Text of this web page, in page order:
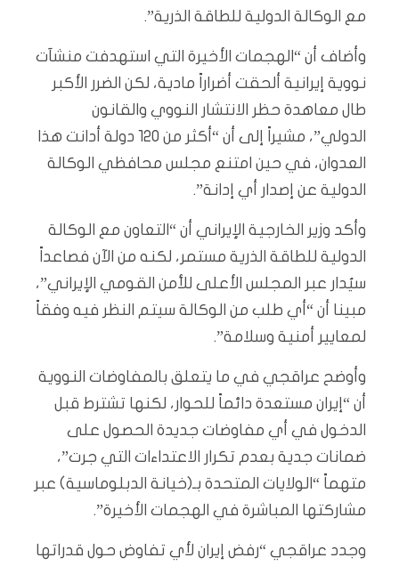
مع الوكالة الدولية للطاقة الذرية”.
وأضاف أن “الهجمات الأخيرة التي استهدفت منشآت
نووية إيرانية ألحقت أضراراً مادية، لكن الضرر الأكبر
طال معاهدة حظر الانتشار النووي والقانون
الدولي”، مشيراً إلى أن “أكثر من 120 دولة أدانت هذا
العدوان، في حين امتنع مجلس محافظي الوكالة
الدولية عن إصدار أي إدانة”.
وأكد وزير الخارجية الإيراني أن “التعاون مع الوكالة
الدولية للطاقة الذرية مستمر، لكنه من الآن فصاعداً
سيُدار عبر المجلس الأعلى للأمن القومي الإيراني”،
مبينا أن “أي طلب من الوكالة سيتم النظر فيه وفقاً
لمعايير أمنية وسلامة”.
وأوضح عراقجي في ما يتعلق بالمفاوضات النووية
أن “إيران مستعدة دائماً للحوار، لكنها تشترط قبل
الدخول في أي مفاوضات جديدة الحصول على
ضمانات جدية بعدم تكرار الاعتداءات التي جرت”،
متهماً “الولايات المتحدة بـ(خيانة الدبلوماسية) عبر
مشاركتها المباشرة في الهجمات الأخيرة”.
وجدد عراقجي “رفض إيران لأي تفاوض حول قدراتها